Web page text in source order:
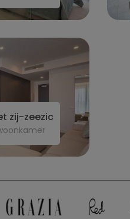
zij-zeezicht